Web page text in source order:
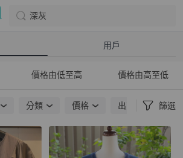
深灰
用戶
價格由低至高 價格由高至低
分類 價格 出貨地點 篩選